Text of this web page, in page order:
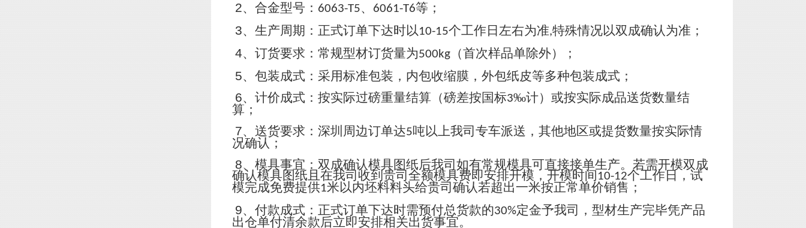
2、合金型号： 6063-T5、 6061-T6等；
3、生产周期：正式订单下达时以10-15个工作日左右为准,特殊情况以双成确认为准；
4、订货要求：常规型材订货量为500kg（首次样品单除外）；
5、包装成式：采用标准包装，内包收缩膜，外包纸皮等多种包装成式；
6、计价成式：按实际过磅重量结算（磅差按国标3‰计）或按实际成品送货数量结
算；
7、送货要求：深圳周边订单达5吨以上我司专车派送，其他地区或提货数量按实际情
况确认；
8、模具事宜：双成确认模具图纸后我司如有常规模具可直接接单生产。若需开模双成
确认模具图纸且在我司收到贵司全额模具费即安排开模，开模时间10-12个工作日，试
模完成免费提供1米以内坯料料头给贵司确认若超出一米按正常单价销售；
9、付款成式：正式订单下达时需预付总货款的30%定金予我司，型材生产完毕凭产品
出仓单付清余款后立即安排相关出货事宜。